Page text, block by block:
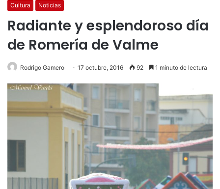
Cultura Noticias
Radiante y esplendoroso día
de Romería de Valme
Rodrigo Gamero 17 octubre, 2016 92 1 minuto de lectura